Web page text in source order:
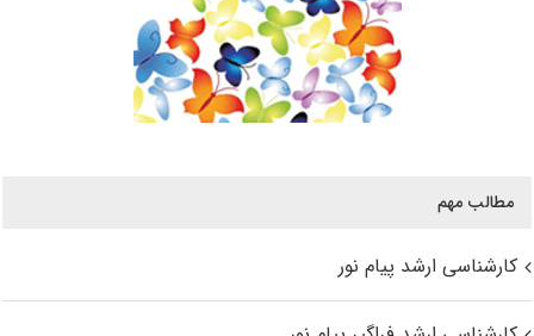
مطالب مهم
کارشناسی ارشد پیام نور